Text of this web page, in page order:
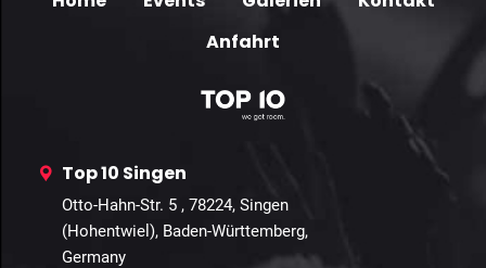
Anfahrt
Top 10 Singen
Otto-Hahn-Str. 5 , 78224, Singen
(Hohentwiel), Baden-Württemberg,
Germany